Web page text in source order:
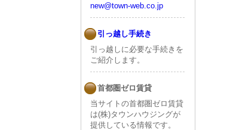
new@town-web.co.jp
引っ越し手続き
引っ越しに必要な手続きを
ご紹介します。
首都圏ゼロ賃貸
当サイトの首都圏ゼロ賃貸
は(株)タウンハウジングが
提供している情報です。